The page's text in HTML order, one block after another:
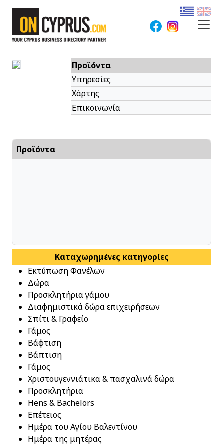
Προϊόντα
Υπηρεσίες
Χάρτης
Επικοινωνία
Προϊόντα
Καταχωρημένες κατηγορίες
Εκτύπωση Φανέλων
Δώρα
Προσκλητήρια γάμου
Διαφημιστικά δώρα επιχειρήσεων
Σπίτι & Γραφείο
Γάμος
Βάφτιση
Βάπτιση
Γάμος
Χριστουγεννιάτικα & πασχαλινά δώρα
Προσκλητήρια
Hens & Bachelors
Επέτειος
Ημέρα του Αγίου Βαλεντίνου
Ημέρα της μητέρας